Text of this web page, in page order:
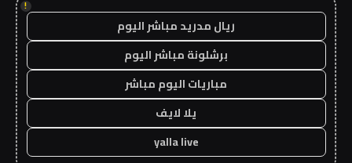
!
ريال مدريد مباشر اليوم
برشلونة مباشر اليوم
مباريات اليوم مباشر
يلا لايف
yalla live